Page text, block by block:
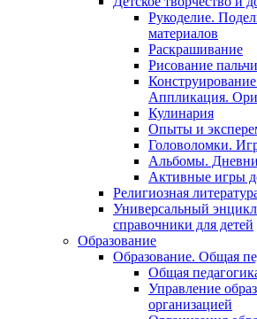
Рукоделие.
материалов
Раскрашивание
Рисование
Аппликация.
Кулинария
Опыты и
Головоломки.
Альбомы.
Активные игры
Религиозная
Универсальный
справочники для детей
Образование
Образование. Общая
Общая
Управление
организацией